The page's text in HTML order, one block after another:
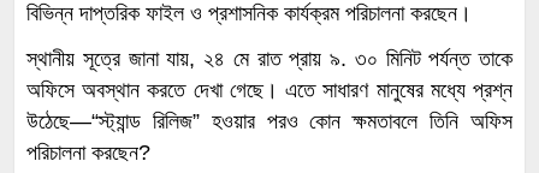
বিভিন্ন দাপ্তরিক ফাইল ও প্রশাসনিক কার্যক্রম পরিচালনা করছেন।
স্থানীয় সূত্রে জানা যায়, ২৪ মে রাত প্রায় ৯. ৩০ মিনিট পর্যন্ত তাকে
অফিসে অবস্থান করতে দেখা গেছে। এতে সাধারণ মানুষের মধ্যে প্রশ্ন
উঠেছে—“স্ট্যান্ড রিলিজ” হওয়ার পরও কোন ক্ষমতাবলে তিনি অফিস
পরিচালনা করছেন?